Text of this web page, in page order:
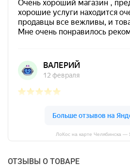
ЛоКос на карте Челябинска —
ОТЗЫВЫ О ТОВАРЕ